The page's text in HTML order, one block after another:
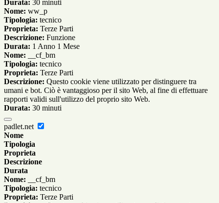
Durata: 30 minuti
Nome: ww_p
Tipologia: tecnico
Proprieta: Terze Parti
Descrizione: Funzione
Durata: 1 Anno 1 Mese
Nome: __cf_bm
Tipologia: tecnico
Proprieta: Terze Parti
Descrizione: Questo cookie viene utilizzato per distinguere tra
umani e bot. Ciò è vantaggioso per il sito Web, al fine di effettuare
rapporti validi sull'utilizzo del proprio sito Web.
Durata: 30 minuti
padlet.net
Nome
Tipologia
Proprieta
Descrizione
Durata
Nome: __cf_bm
Tipologia: tecnico
Proprieta: Terze Parti